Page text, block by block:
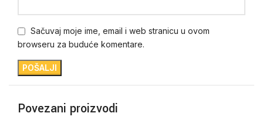
Sačuvaj moje ime, email i web stranicu u ovom
browseru za buduće komentare.
Povezani proizvodi